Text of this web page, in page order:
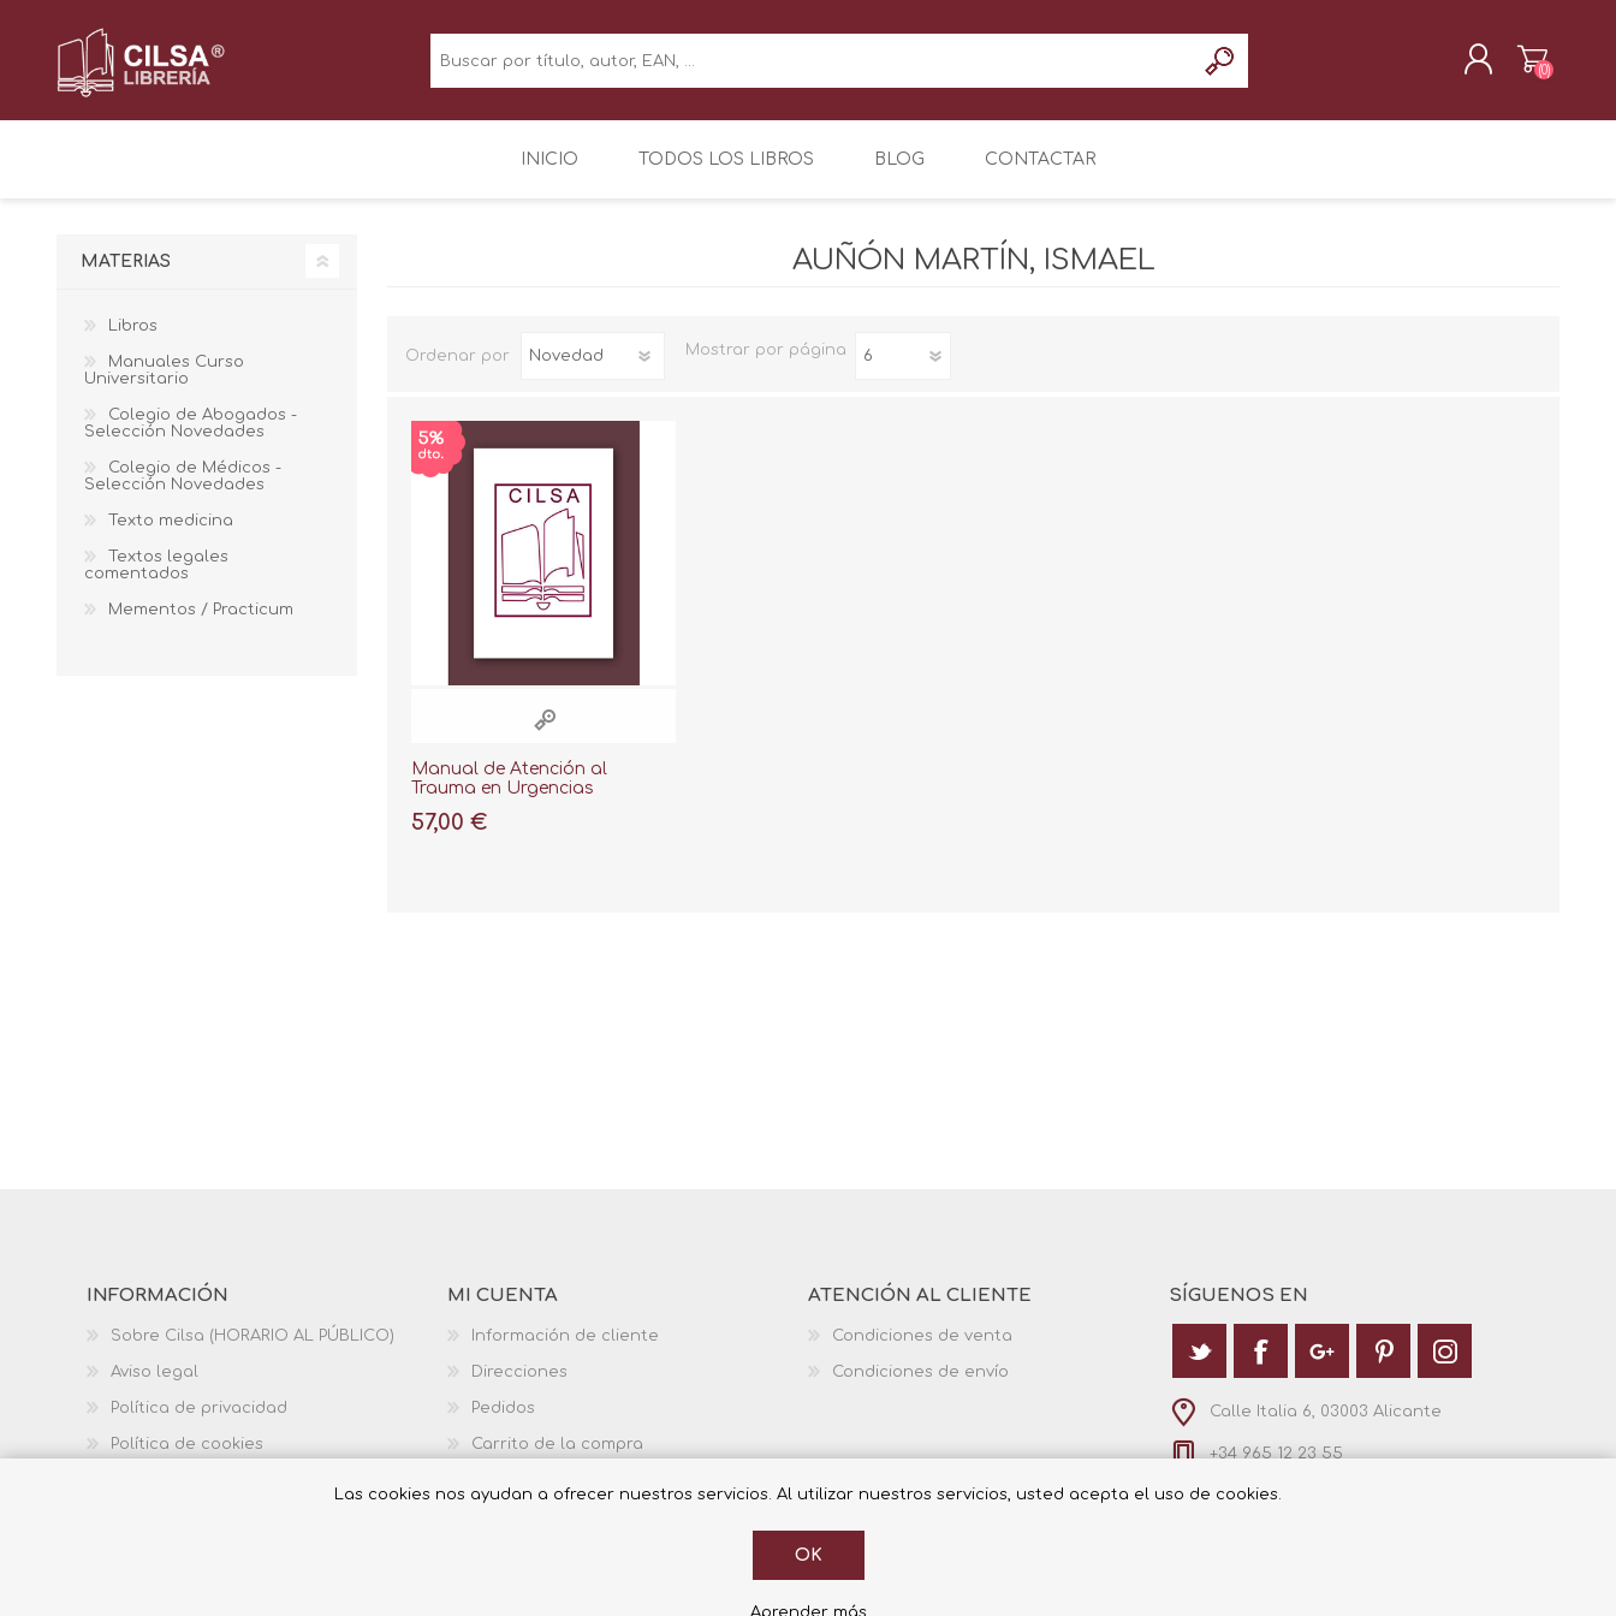
(0)
INICIO TODOS LOS LIBROS BLOG CONTACTAR
AUÑÓN MARTÍN, ISMAEL
Ordenar por Mostrar por página
Manual de Atención al
Trauma en Urgencias
57,00 €
MATERIAS
Libros
Manuales Curso
Universitario
Colegio de Abogados -
Selección Novedades
Colegio de Médicos -
Selección Novedades
Texto medicina
Textos legales
comentados
Mementos / Practicum
INFORMACIÓN
Sobre Cilsa (HORARIO AL PÚBLICO)
Aviso legal
Política de privacidad
Política de cookies
MI CUENTA
Información de cliente
Direcciones
Pedidos
Carrito de la compra
ATENCIÓN AL CLIENTE
Condiciones de venta
Condiciones de envío
SÍGUENOS EN
Calle Italia 6, 03003 Alicante
+34 965 12 23 55
Las cookies nos ayudan a ofrecer nuestros servicios. Al utilizar nuestros servicios, usted acepta el uso de cookies.
OK
Aprender más